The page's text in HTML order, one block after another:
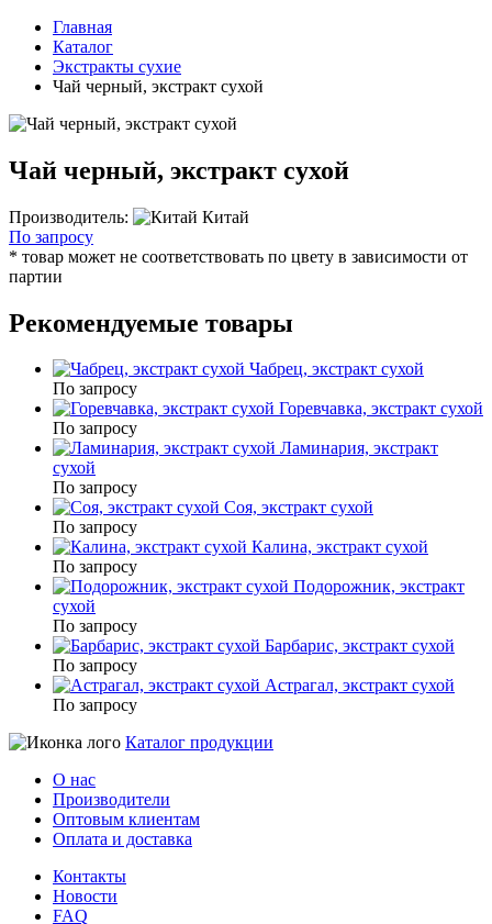
Главная
Каталог
Экстракты сухие
Чай черный, экстракт сухой
Чай черный, экстракт сухой
Производитель:
Китай
По запросу
* товар может не соответствовать по цвету в зависимости от
партии
Рекомендуемые товары
Чабрец, экстракт сухой
По запросу
Горевчавка, экстракт сухой
По запросу
Ламинария, экстракт
сухой
По запросу
Соя, экстракт сухой
По запросу
Калина, экстракт сухой
По запросу
Подорожник, экстракт
сухой
По запросу
Барбарис, экстракт сухой
По запросу
Астрагал, экстракт сухой
По запросу
Каталог продукции
О нас
Производители
Оптовым клиентам
Оплата и доставка
Контакты
Новости
FAQ